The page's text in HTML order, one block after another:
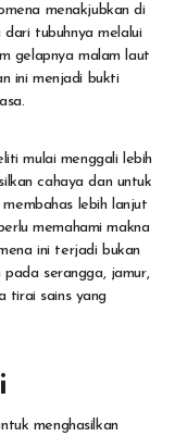
menakjubkan di
tubuhnya melalui
gelapnya malam laut
ini menjadi bukti
mulai menggali lebih
cahaya dan untuk
lebih lanjut
memahami makna
ini terjadi bukan
serangga, jamur,
tirai sains yang
menghasilkan